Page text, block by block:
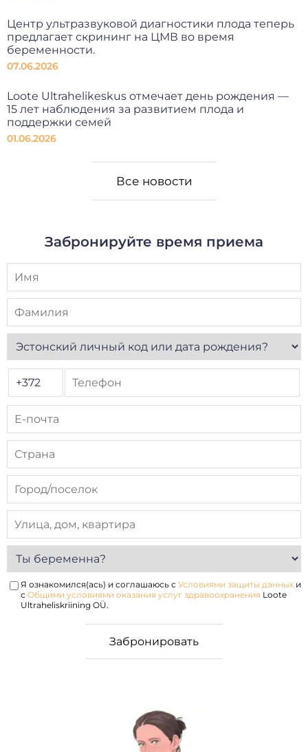
Центр ультразвуковой диагностики плода теперь
предлагает скрининг на ЦМВ во время
беременности.
07.06.2026
Loote Ultrahelikeskus отмечает день рождения —
15 лет наблюдения за развитием плода и
поддержки семей
01.06.2026
Все новости
Забронируйте время приема
Я ознакомился(ась) и соглашаюсь с Условиями защиты данных и
с Общими условиями оказания услуг здравоохранения Loote
Ultraheliskriining OÜ.